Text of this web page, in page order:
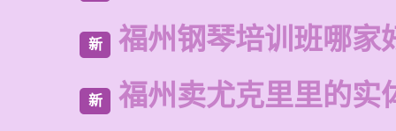
新 福州钢琴培训班哪家
新 福州卖尤克里里的实